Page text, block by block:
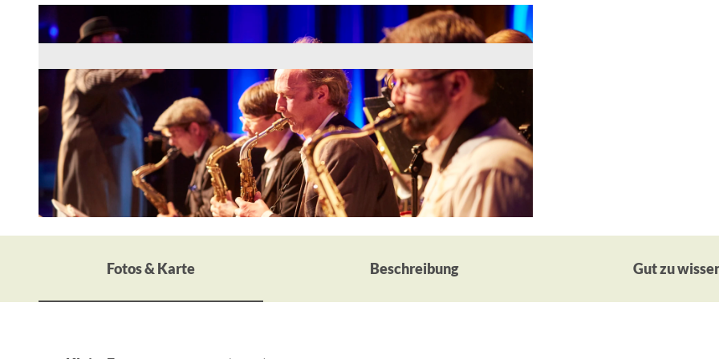
Fotos & Karte Beschreibung Gut zu